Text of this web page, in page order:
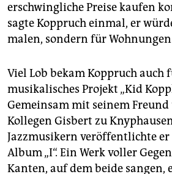
erschwingliche Preise kaufen
sagte Koppruch einmal, er
malen, sondern für
Viel Lob bekam Koppruch auch
musikalisches Projekt „Kid
Gemeinsam mit seinem
Kollegen Gisbert zu
Jazzmusikern veröffentlichte er
Album „I“. Ein Werk voller
Kanten, auf dem beide sangen,